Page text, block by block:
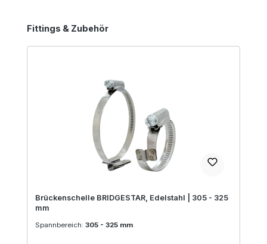
Produktgalerie überspringen
Fittings & Zubehör
Brückenschelle BRIDGESTAR, Edelstahl | 305 - 325
mm
Spannbereich: 305 - 325 mm